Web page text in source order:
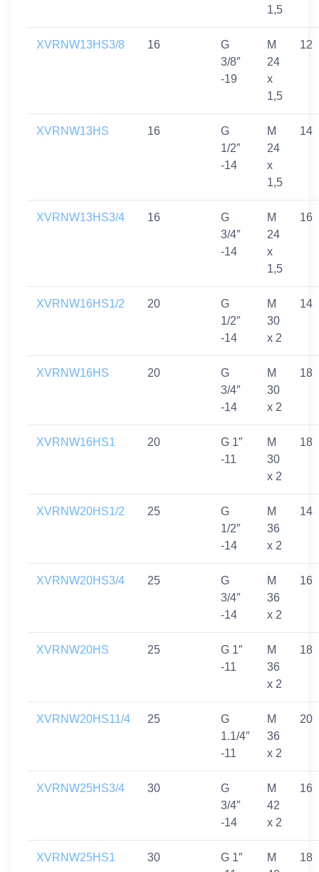
1,5
XVRNW13HS3/8 16
G
3/8″
-19
M
24
x
1,5
12
XVRNW13HS 16
G
1/2″
-14
M
24
x
1,5
14
XVRNW13HS3/4 16
G
3/4″
-14
M
24
x
1,5
16
XVRNW16HS1/2 20
G
1/2″
-14
M
30
x 2
14
XVRNW16HS 20
G
3/4″
-14
M
30
x 2
18
XVRNW16HS1 20
G 1″
-11
M
30
x 2
18
XVRNW20HS1/2 25
G
1/2″
-14
M
36
x 2
14
XVRNW20HS3/4 25
G
3/4″
-14
M
36
x 2
16
XVRNW20HS 25
G 1″
-11
M
36
x 2
18
XVRNW20HS11/4 25
G
1.1/4″
-11
M
36
x 2
20
XVRNW25HS3/4 30
G
3/4″
-14
M
42
x 2
16
XVRNW25HS1 30
G 1″
M
18